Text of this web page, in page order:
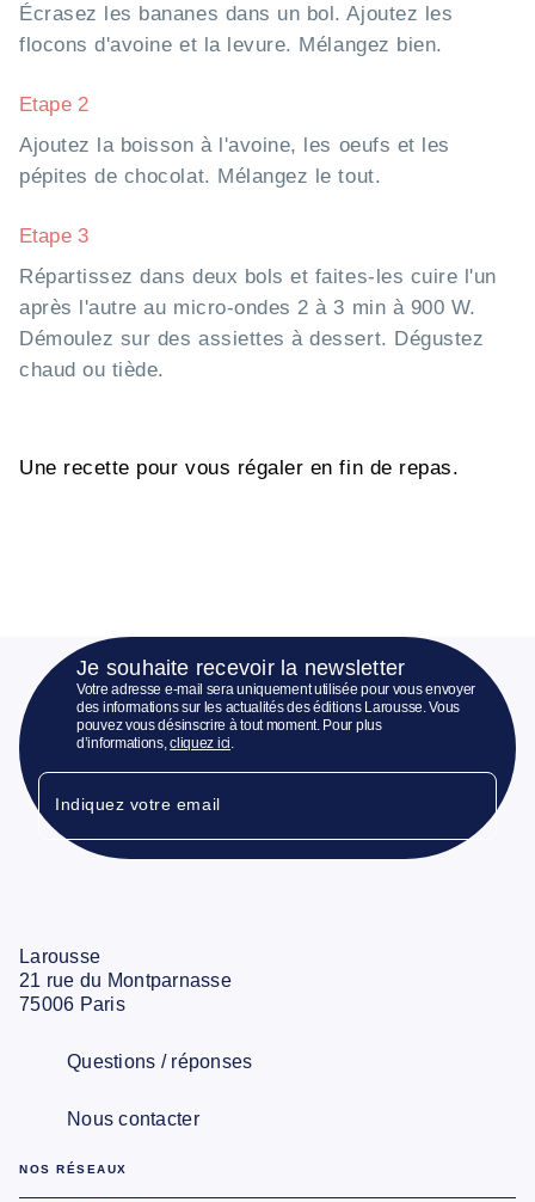
Écrasez les bananes dans un bol. Ajoutez les
flocons d'avoine et la levure. Mélangez bien.
Etape 2
Ajoutez la boisson à l'avoine, les oeufs et les
pépites de chocolat. Mélangez le tout.
Etape 3
Répartissez dans deux bols et faites-les cuire l'un
après l'autre au micro-ondes 2 à 3 min à 900 W.
Démoulez sur des assiettes à dessert. Dégustez
chaud ou tiède.
Une recette pour vous régaler en fin de repas.
Je souhaite recevoir la newsletter
Votre adresse e-mail sera uniquement utilisée pour vous envoyer
des informations sur les actualités des éditions Larousse. Vous
pouvez vous désinscrire à tout moment. Pour plus
d’informations,cliquez ici.
Indiquez votre email
Larousse
21 rue du Montparnasse
75006 Paris
Questions / réponses
Nous contacter
NOS RÉSEAUX